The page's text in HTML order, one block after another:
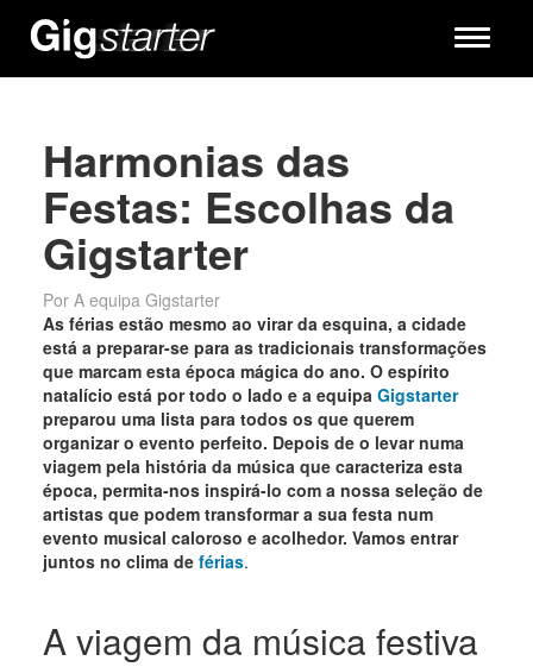
Toggle
Harmonias das
Festas: Escolhas da
Gigstarter
Por A equipa Gigstarter
As férias estão mesmo ao virar da esquina, a cidade
está a preparar-se para as tradicionais transformações
que marcam esta época mágica do ano. O espírito
natalício está por todo o lado e a equipa Gigstarter
preparou uma lista para todos os que querem
organizar o evento perfeito. Depois de o levar numa
viagem pela história da música que caracteriza esta
época, permita-nos inspirá-lo com a nossa seleção de
artistas que podem transformar a sua festa num
evento musical caloroso e acolhedor. Vamos entrar
juntos no clima de férias.
A viagem da música festiva